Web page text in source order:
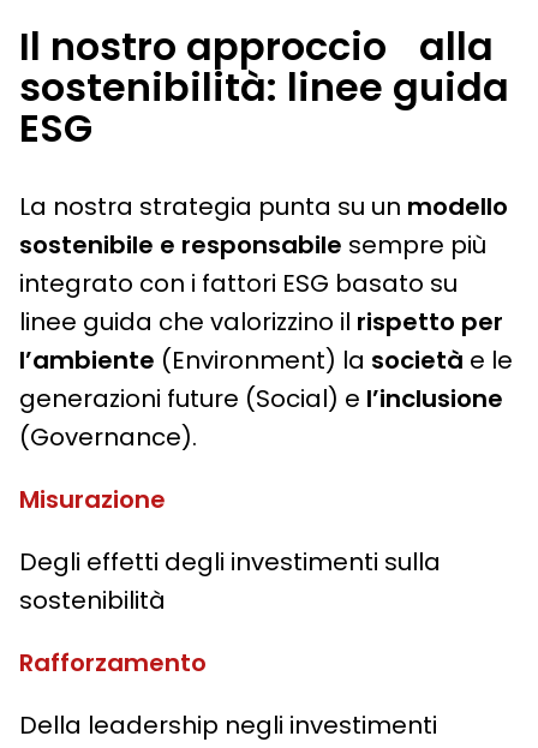
Il nostro approccio alla
sostenibilità: linee guida
ESG
La nostra strategia punta su un modello
sostenibile e responsabile sempre più
integrato con i fattori ESG basato su
linee guida che valorizzino il rispetto per
l’ambiente (Environment) la società e le
generazioni future (Social) e l’inclusione
(Governance).
Misurazione
Degli effetti degli investimenti sulla
sostenibilità
Rafforzamento
Della leadership negli investimenti